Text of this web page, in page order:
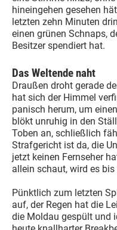
hineingehen gesehen
letzten zehn Minuten
einen grünen Schnaps,
Besitzer spendiert hat.
Das Weltende naht
Draußen droht gerade
hat sich der Himmel
panisch herum, um
blökt unruhig in den
Toben an, schließlich
Strafgericht ist da, die
jetzt keinen Fernseher
allein schaut, wird es
Pünktlich zum letzten
auf, der Regen hat die
die Moldau gespült und